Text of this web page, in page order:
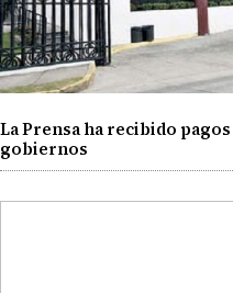
La Prensa ha recibido
gobiernos